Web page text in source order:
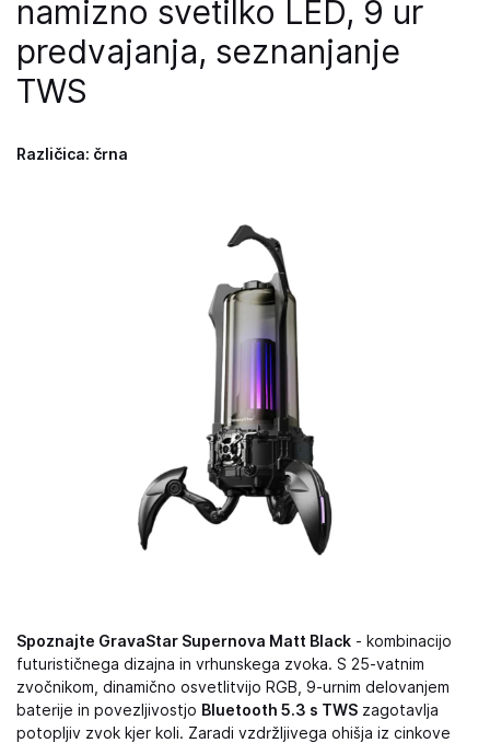
namizno svetilko LED, 9 ur
predvajanja, seznanjanje
TWS
Različica: črna
Spoznajte GravaStar Supernova Matt Black - kombinacijo
futurističnega dizajna in vrhunskega zvoka. S 25-vatnim
zvočnikom, dinamično osvetlitvijo RGB, 9-urnim delovanjem
baterije in povezljivostjo Bluetooth 5.3 s TWS zagotavlja
potopljiv zvok kjer koli. Zaradi vzdržljivega ohišja iz cinkove